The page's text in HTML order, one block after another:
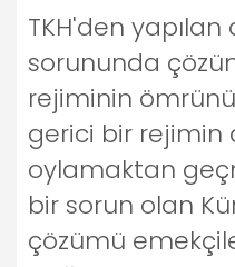
TKH'den
sorununda
rejiminin
gerici bir rejimin
oylamaktan
bir sorun olan
çözümü